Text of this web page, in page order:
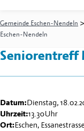
Gemeinde Eschen-Nendeln >
Eschen-Nendeln
Seniorentreff
Datum:Dienstag,
Uhrzeit:13.30Uhr
Ort:Eschen,